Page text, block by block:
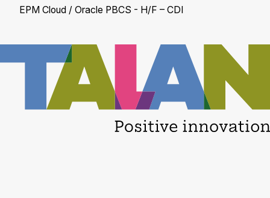
EPM Cloud / Oracle PBCS - H/F – CDI